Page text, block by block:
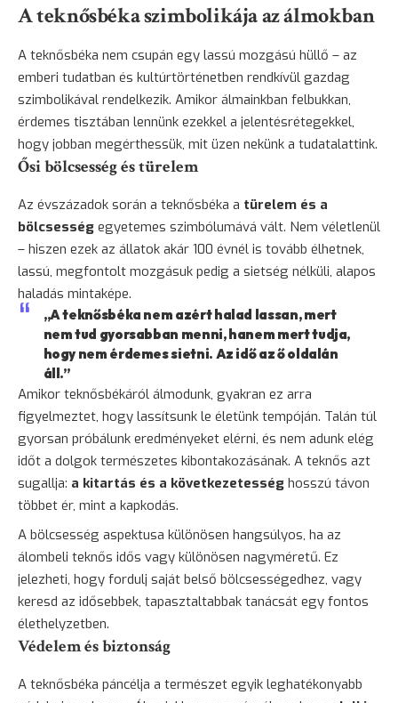
A teknősbéka szimbolikája az álmokban
A teknősbéka nem csupán egy lassú mozgású hüllő – az
emberi tudatban és kultúrtörténetben rendkívül gazdag
szimbolikával rendelkezik. Amikor álmainkban felbukkan,
érdemes tisztában lennünk ezekkel a jelentésrétegekkel,
hogy jobban megérthessük, mit üzen nekünk a tudatalattink.
Ősi bölcsesség és türelem
Az évszázadok során a teknősbéka a türelem és a
bölcsesség egyetemes szimbólumává vált. Nem véletlenül
– hiszen ezek az állatok akár 100 évnél is tovább élhetnek,
lassú, megfontolt mozgásuk pedig a sietség nélküli, alapos
haladás mintaképe.
„A teknősbéka nem azért halad lassan, mert
nem tud gyorsabban menni, hanem mert tudja,
hogy nem érdemes sietni. Az idő az ő oldalán
áll.”
Amikor teknősbékáról álmodunk, gyakran ez arra
figyelmeztet, hogy lassítsunk le életünk tempóján. Talán túl
gyorsan próbálunk eredményeket elérni, és nem adunk elég
időt a dolgok természetes kibontakozásának. A teknős azt
sugallja: a kitartás és a következetesség hosszú távon
többet ér, mint a kapkodás.
A bölcsesség aspektusa különösen hangsúlyos, ha az
álombeli teknős idős vagy különösen nagyméretű. Ez
jelezheti, hogy fordulj saját belső bölcsességedhez, vagy
keresd az idősebbek, tapasztaltabbak tanácsát egy fontos
élethelyzetben.
Védelem és biztonság
A teknősbéka páncélja a természet egyik leghatékonyabb